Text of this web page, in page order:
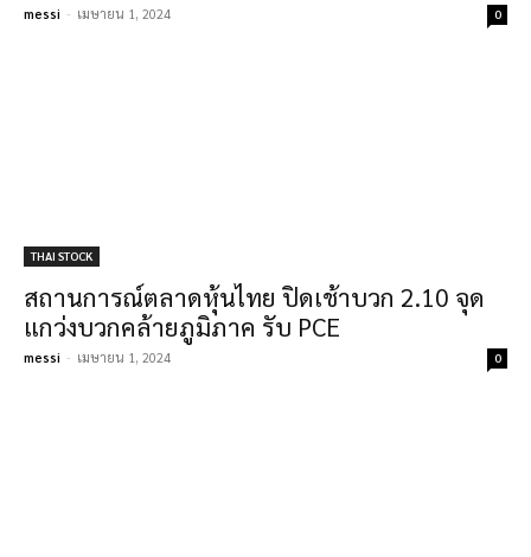
messi - เมษายน 1, 2024 0
THAI STOCK
สถานการณ์ตลาดหุ้นไทย ปิดเช้าบวก 2.10 จุด
แกว่งบวกคล้ายภูมิภาค รับ PCE
messi - เมษายน 1, 2024 0